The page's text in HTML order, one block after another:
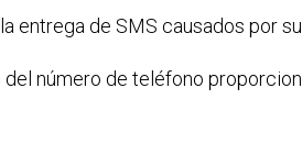
entrega de SMS causados ​​por
número de teléfono